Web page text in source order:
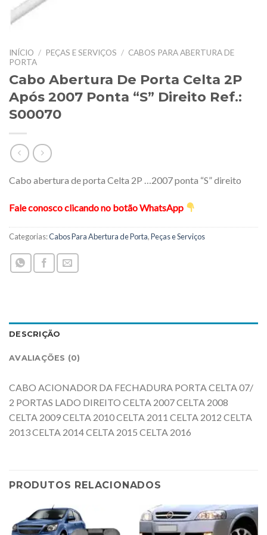
INÍCIO / PEÇAS E SERVIÇOS / CABOS PARA ABERTURA DE
PORTA
Cabo Abertura De Porta Celta 2P
Após 2007 Ponta “S” Direito Ref.:
S00070
Cabo abertura de porta Celta 2P …2007 ponta “S” direito
Fale conosco clicando no botão WhatsApp
Categorias:Cabos Para Abertura de Porta,Peças e Serviços
DESCRIÇÃO
AVALIAÇÕES (0)
CABO ACIONADOR DA FECHADURA PORTA CELTA 07/
2 PORTAS LADO DIREITO CELTA 2007 CELTA 2008
CELTA 2009 CELTA 2010 CELTA 2011 CELTA 2012 CELTA
2013 CELTA 2014 CELTA 2015 CELTA 2016
PRODUTOS RELACIONADOS